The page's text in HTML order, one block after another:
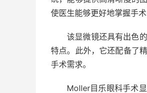
使医生能够更好地掌握手术
该显微镜还具有出色
特点。此外，它还配备了
手术需求。
Moller目乐眼科手术